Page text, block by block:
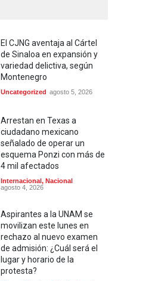
El CJNG aventaja al Cártel
de Sinaloa en expansión y
variedad delictiva, según
Montenegro
Uncategorized agosto 5, 2026
Arrestan en Texas a
ciudadano mexicano
señalado de operar un
esquema Ponzi con más de
4 mil afectados
Internacional, Nacional
agosto 4, 2026
Aspirantes a la UNAM se
movilizan este lunes en
rechazo al nuevo examen
de admisión: ¿Cuál será el
lugar y horario de la
protesta?